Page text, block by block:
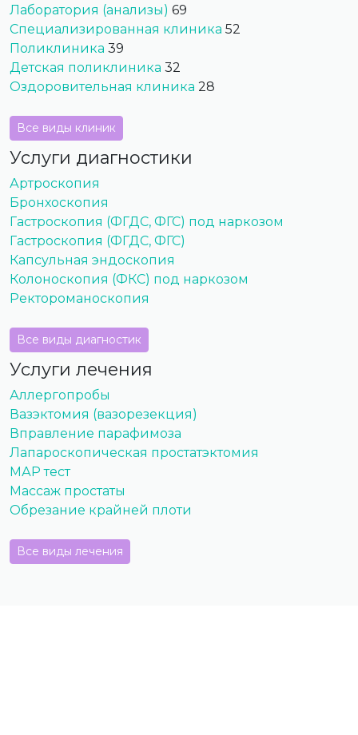
Лаборатория (анализы) 69
Специализированная клиника 52
Поликлиника 39
Детская поликлиника 32
Оздоровительная клиника 28
Все виды клиник
Услуги диагностики
Артроскопия
Бронхоскопия
Гастроскопия (ФГДС, ФГС) под наркозом
Гастроскопия (ФГДС, ФГС)
Капсульная эндоскопия
Колоноскопия (ФКС) под наркозом
Ректороманоскопия
Все виды диагностик
Услуги лечения
Аллергопробы
Вазэктомия (вазорезекция)
Вправление парафимоза
Лапароскопическая простатэктомия
МАР тест
Массаж простаты
Обрезание крайней плоти
Все виды лечения